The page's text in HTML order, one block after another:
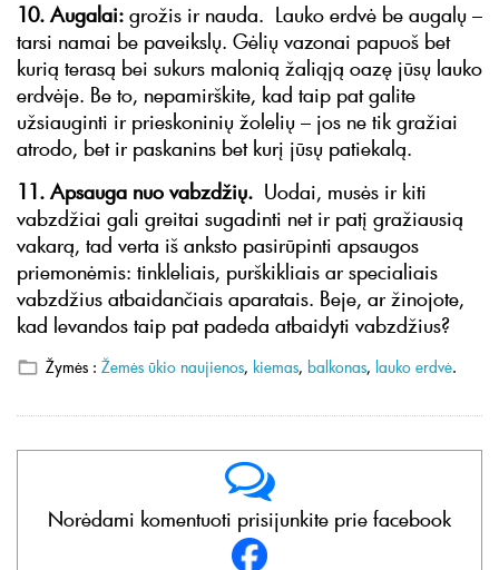
10. Augalai: grožis ir nauda. Lauko erdvė be augalų –
tarsi namai be paveikslų. Gėlių vazonai papuoš bet
kurią terasą bei sukurs malonią žaliąją oazę jūsų lauko
erdvėje. Be to, nepamirškite, kad taip pat galite
užsiauginti ir prieskoninių žolelių – jos ne tik gražiai
atrodo, bet ir paskanins bet kurį jūsų patiekalą.
11. Apsauga nuo vabzdžių. Uodai, musės ir kiti
vabzdžiai gali greitai sugadinti net ir patį gražiausią
vakarą, tad verta iš anksto pasirūpinti apsaugos
priemonėmis: tinkleliais, purškikliais ar specialiais
vabzdžius atbaidančiais aparatais. Beje, ar žinojote,
kad levandos taip pat padeda atbaidyti vabzdžius?
Žymės : Žemės ūkio naujienos, kiemas, balkonas, lauko erdvė.
Norėdami komentuoti prisijunkite prie facebook